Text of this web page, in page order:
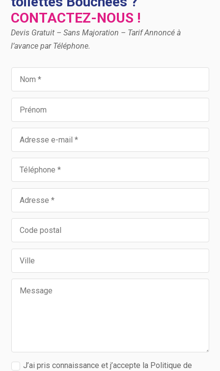
CONTACTEZ-NOUS !
Devis Gratuit – Sans Majoration – Tarif Annoncé à
l’avance par Téléphone.
J’ai pris connaissance et j’accepte la Politique de